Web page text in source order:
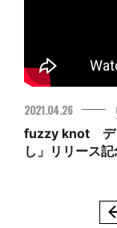
2021.04.26
fuzzy knot デ
し」リリース